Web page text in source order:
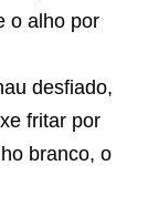
o alho por
desfiado,
fritar por
branco, o